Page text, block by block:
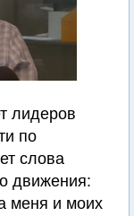
лидеров
по
слова
движения:
меня и моих